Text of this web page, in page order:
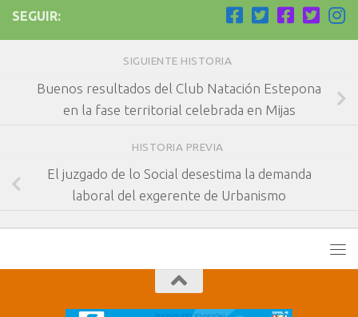
SEGUIR:
SIGUIENTE HISTORIA
Buenos resultados del Club Natación Estepona
en la fase territorial celebrada en Mijas
HISTORIA PREVIA
El juzgado de lo Social desestima la demanda
laboral del exgerente de Urbanismo